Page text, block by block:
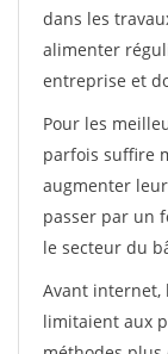
dans les
alimenter
entreprise et
Pour les
parfois suffire
augmenter
passer par un
le secteur du
Avant internet,
limitaient aux